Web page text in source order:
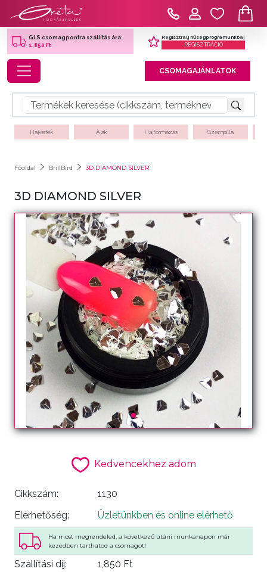
GLS csomagpontra szállítás ára:
1,850 Ft
Regisztrálj hűségprogramunkba!
REGISZTRÁCIÓ
Toggle navigation CSOMAGAJÁNLATOK
Hajkefék Ajak Hajformázás Szempilla
Főoldal BrillBird 3D DIAMOND SILVER
3D DIAMOND SILVER
Kedvencekhez adom
Cikkszám:
1130
Elérhetőség:
Üzletünkben és online elérhető
Ha most megrendeled, a következő utáni munkanapon már
kezedben tarthatod a csomagot!
Szállítási díj: 1,850 Ft